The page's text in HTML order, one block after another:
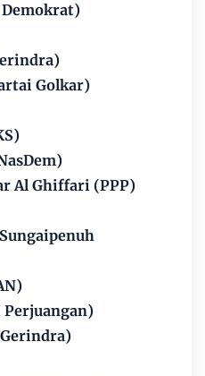
Golkar)
Al Ghiffari (PPP)
Perjuangan)